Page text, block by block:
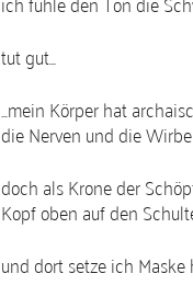
tut gut…
…mein Körper hat
die Nerven und die
doch als Krone der
Kopf oben auf den
und dort setze ich Maske